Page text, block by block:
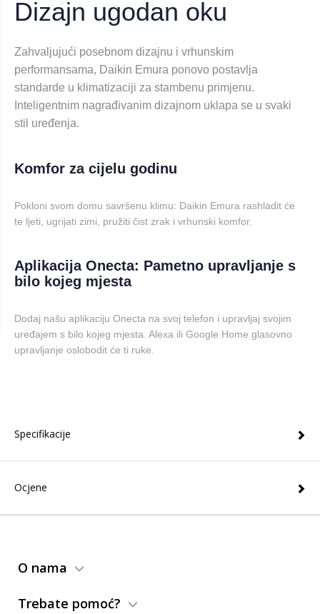
Dizajn ugodan oku
Zahvaljujući posebnom dizajnu i vrhunskim
performansama, Daikin Emura ponovo postavlja
standarde u klimatizaciji za stambenu primjenu.
Inteligentnim nagrađivanim dizajnom uklapa se u svaki
stil uređenja.
Komfor za cijelu godinu
Pokloni svom domu savršenu klimu: Daikin Emura rashladit će
te ljeti, ugrijati zimi, pružiti čist zrak i vrhunski komfor.
Aplikacija Onecta: Pametno upravljanje s
bilo kojeg mjesta
Dodaj našu aplikaciju Onecta na svoj telefon i upravljaj svojim
uređajem s bilo kojeg mjesta. Alexa ili Google Home glasovno
upravljanje oslobodit će ti ruke.
Specifikacije
Ocjene
O nama
Trebate pomoć?